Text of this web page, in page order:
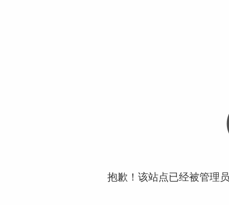
抱歉！该站点已经被管理